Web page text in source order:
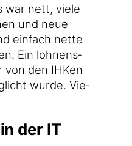
war nett, vie­le
und neue
ein­fach net­te
Ein loh­nens­
den IHKen
wur­de. Vie­
der IT